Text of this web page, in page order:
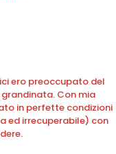
ero preoccupato del
Con mia
in perfette condizioni
ed irrecuperabile) con